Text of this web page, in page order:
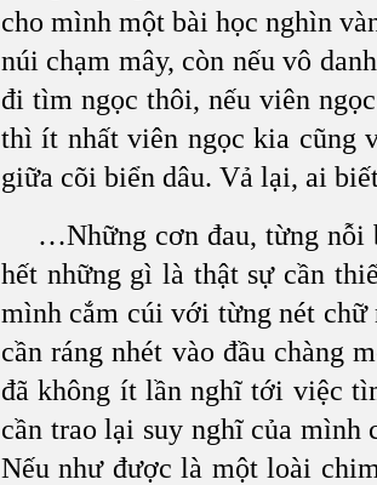
cho mình một bài học nghìn
núi chạm mây, còn nếu vô
đi tìm ngọc thôi, nếu viên
thì ít nhất viên ngọc kia cũng
giữa cõi biển dâu. Vả lại, ai
…Những cơn đau, từng nỗi
hết những gì là thật sự cần
mình cắm cúi với từng nét chữ
cần ráng nhét vào đầu chàng
đã không ít lần nghĩ tới việc
cần trao lại suy nghĩ của mình
Nếu như được là một loài